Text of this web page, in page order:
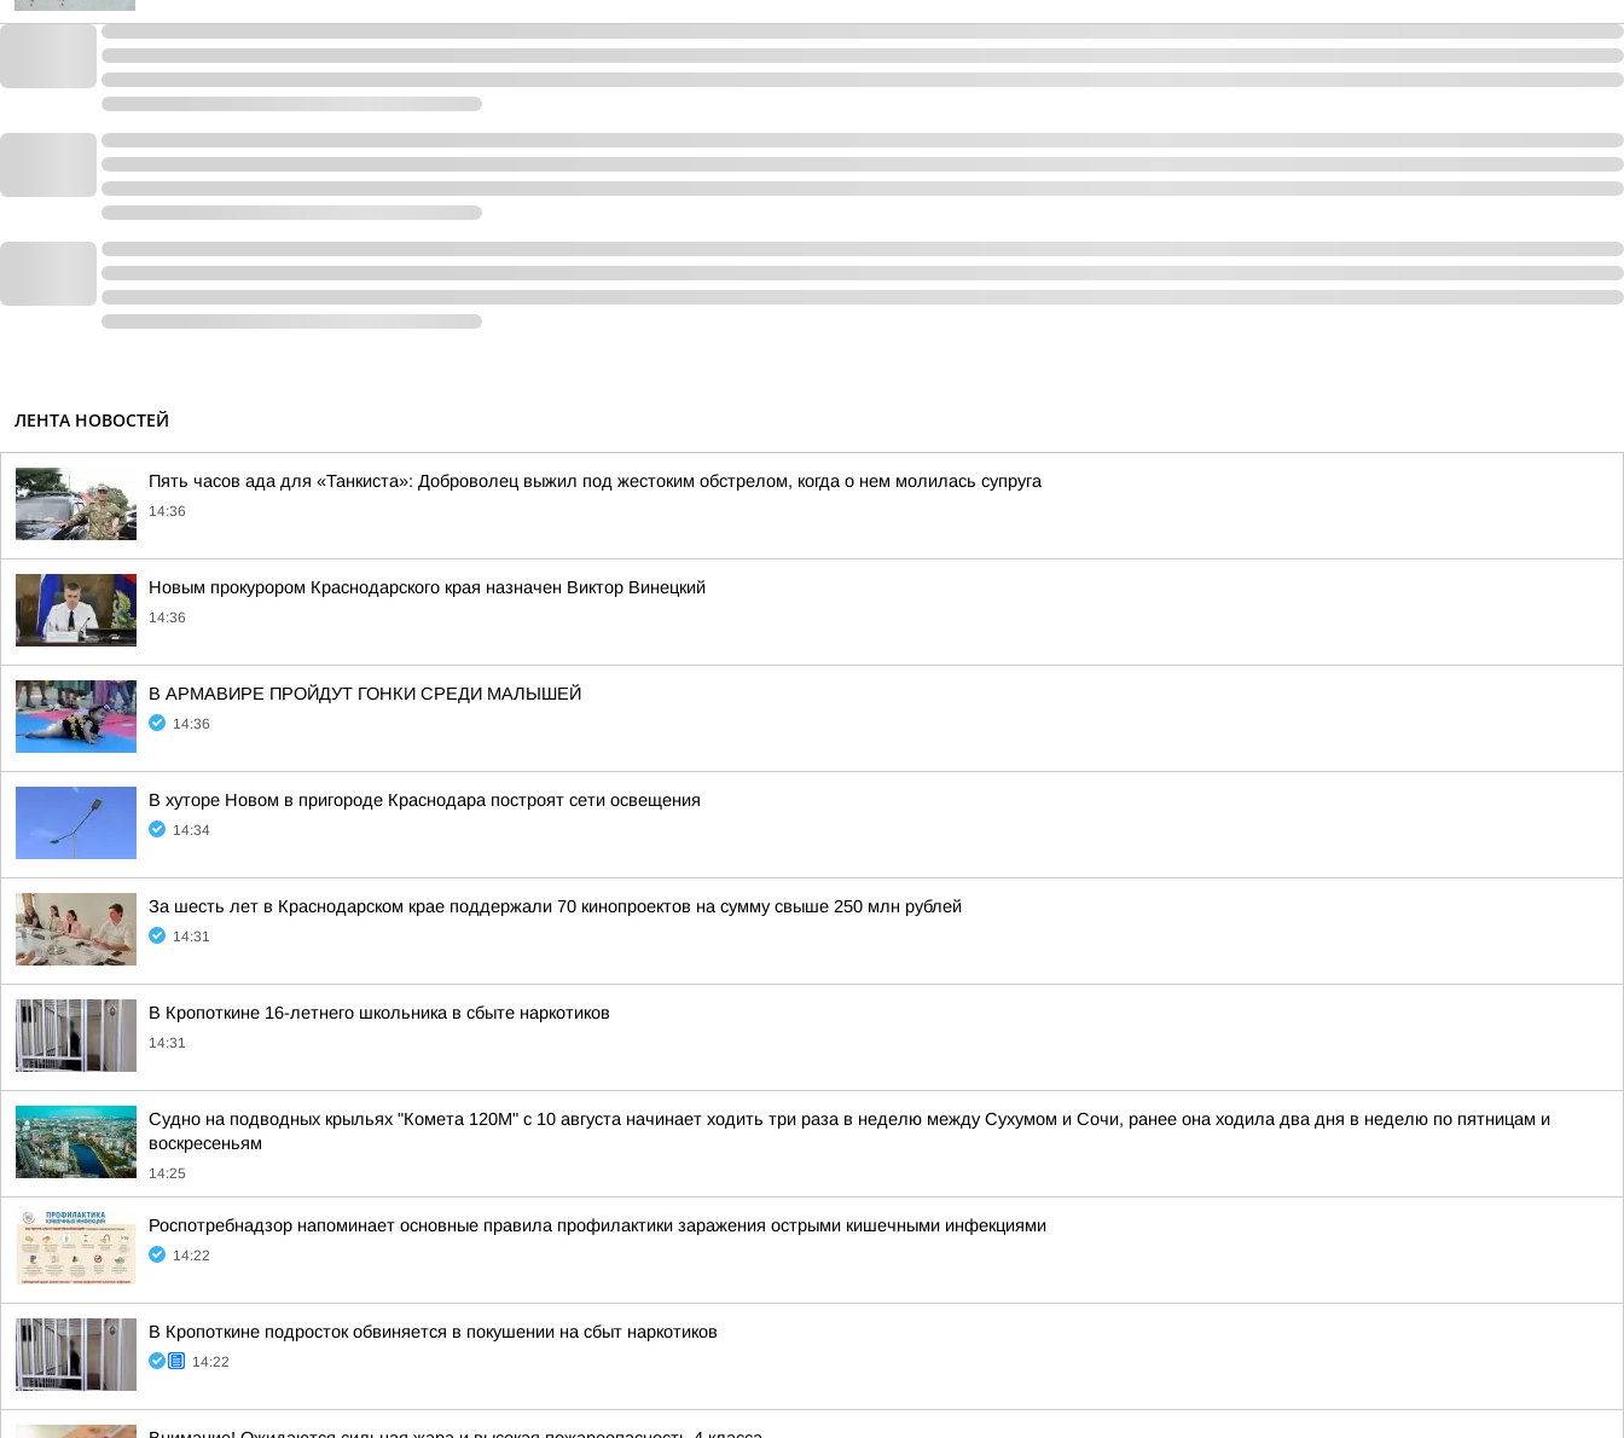
ЛЕНТА НОВОСТЕЙ
Пять часов ада для «Танкиста»: Доброволец выжил под жестоким обстрелом, когда о нем молилась супруга
14:36
Новым прокурором Краснодарского края назначен Виктор Винецкий
14:36
В АРМАВИРЕ ПРОЙДУТ ГОНКИ СРЕДИ МАЛЫШЕЙ
14:36
В хуторе Новом в пригороде Краснодара построят сети освещения
14:34
За шесть лет в Краснодарском крае поддержали 70 кинопроектов на сумму свыше 250 млн рублей
14:31
В Кропоткине 16-летнего школьника в сбыте наркотиков
14:31
Судно на подводных крыльях "Комета 120М" с 10 августа начинает ходить три раза в неделю между Сухумом и Сочи, ранее она ходила два дня в неделю по пятницам и
воскресеньям
14:25
Роспотребнадзор напоминает основные правила профилактики заражения острыми кишечными инфекциями
14:22
В Кропоткине подросток обвиняется в покушении на сбыт наркотиков
14:22